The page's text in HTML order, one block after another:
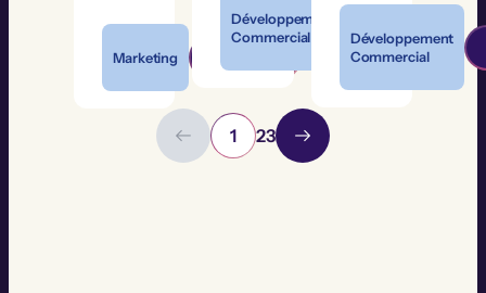
Marketing
Développement
Commercial
Développement
Commercial
1 23